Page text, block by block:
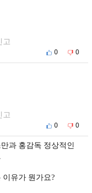
고
0 0
고
0 0
과 홍감독 정상적인
이유가 뭔가요?